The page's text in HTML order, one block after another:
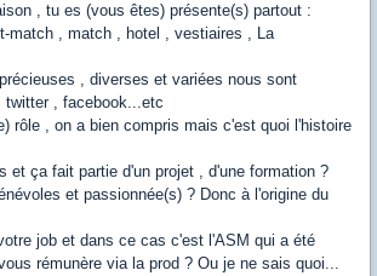
, tu es (vous êtes) présente(s) partout :
match , match , hotel , vestiaires , La
, diverses et variées nous sont
, facebook...etc
rôle , on a bien compris mais c'est quoi l'histoire
et ça fait partie d'un projet , d'une formation ?
et passionnée(s) ? Donc à l'origine du
job et dans ce cas c'est l'ASM qui a été
rémunère via la prod ? Ou je ne sais quoi...